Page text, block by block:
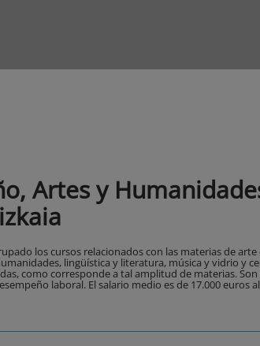
Artes y
los cursos relacionados con las materias de
lingüística y literatura, música y vidrio y
como corresponde a tal amplitud de materias. Son
laboral. El salario medio es de 17.000 euros